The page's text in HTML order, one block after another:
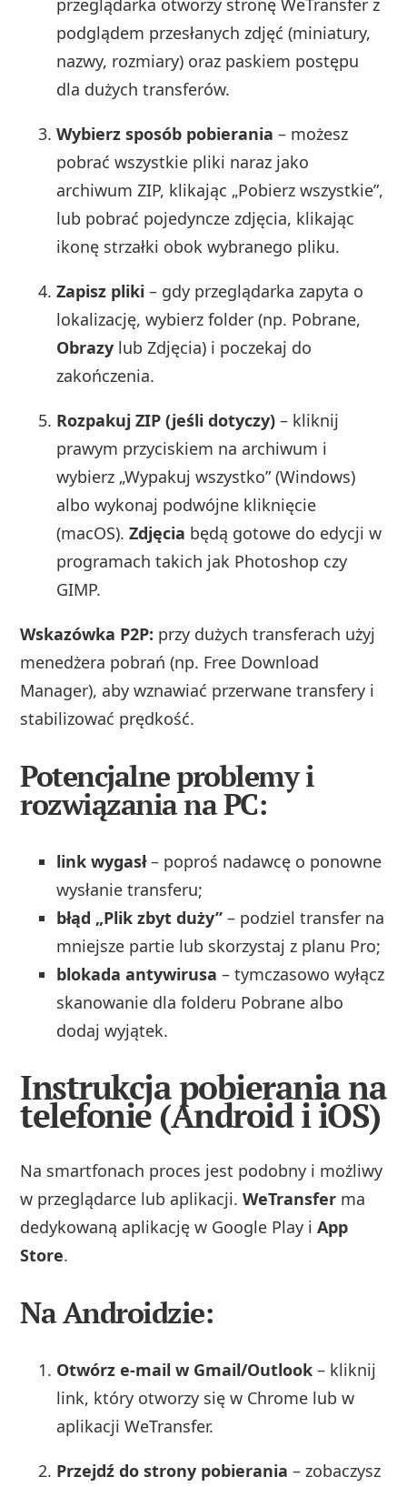
przeglądarka otworzy stronę WeTransfer z
podglądem przesłanych zdjęć (miniatury,
nazwy, rozmiary) oraz paskiem postępu
dla dużych transferów.
Wybierz sposób pobierania – możesz
pobrać wszystkie pliki naraz jako
archiwum ZIP, klikając „Pobierz wszystkie”,
lub pobrać pojedyncze zdjęcia, klikając
ikonę strzałki obok wybranego pliku.
Zapisz pliki – gdy przeglądarka zapyta o
lokalizację, wybierz folder (np. Pobrane,
Obrazy lub Zdjęcia) i poczekaj do
zakończenia.
Rozpakuj ZIP (jeśli dotyczy) – kliknij
prawym przyciskiem na archiwum i
wybierz „Wypakuj wszystko” (Windows)
albo wykonaj podwójne kliknięcie
(macOS).Zdjęcia będą gotowe do edycji w
programach takich jak Photoshop czy
GIMP.
Wskazówka P2P: przy dużych transferach użyj
menedżera pobrań (np. Free Download
Manager), aby wznawiać przerwane transfery i
stabilizować prędkość.
Potencjalne problemy i
rozwiązania na PC:
link wygasł– poproś nadawcę o ponowne
wysłanie transferu;
błąd „Plik zbyt duży” – podziel transfer na
mniejsze partie lub skorzystaj z planu Pro;
blokada antywirusa – tymczasowo wyłącz
skanowanie dla folderu Pobrane albo
dodaj wyjątek.
Instrukcja pobierania na
telefonie (Android i iOS)
Na smartfonach proces jest podobny i możliwy
w przeglądarce lub aplikacji.WeTransfer ma
dedykowaną aplikację w Google Play iApp
Store.
Na Androidzie:
Otwórz e-mail w Gmail/Outlook – kliknij
link, który otworzy się w Chrome lub w
aplikacji WeTransfer.
Przejdź do strony pobierania – zobaczysz